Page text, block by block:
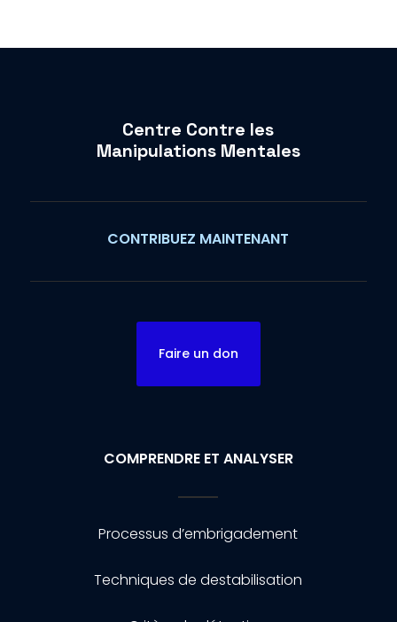
Centre Contre les
Manipulations Mentales
CONTRIBUEZ MAINTENANT
Faire un don
COMPRENDRE ET ANALYSER
Processus d’embrigadement
Techniques de destabilisation